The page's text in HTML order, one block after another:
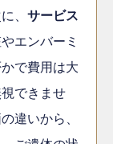
、 サービス
エンバーミ
で費用は大
できませ
違いから、